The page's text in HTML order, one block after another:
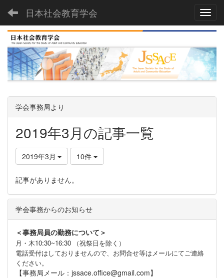
日本社会教育学会
学会事務局より
2019年3月の記事一覧
2019年3月 10件
記事がありません。
学会事務からのお知らせ
＜事務局員の勤務について＞
月・木10:30~16:30 （祝祭日を除く）
電話受付はしておりませんので、お問合せ等はメールにてご連絡
ください。
【事務局メール：jssace.office@gmail.com】